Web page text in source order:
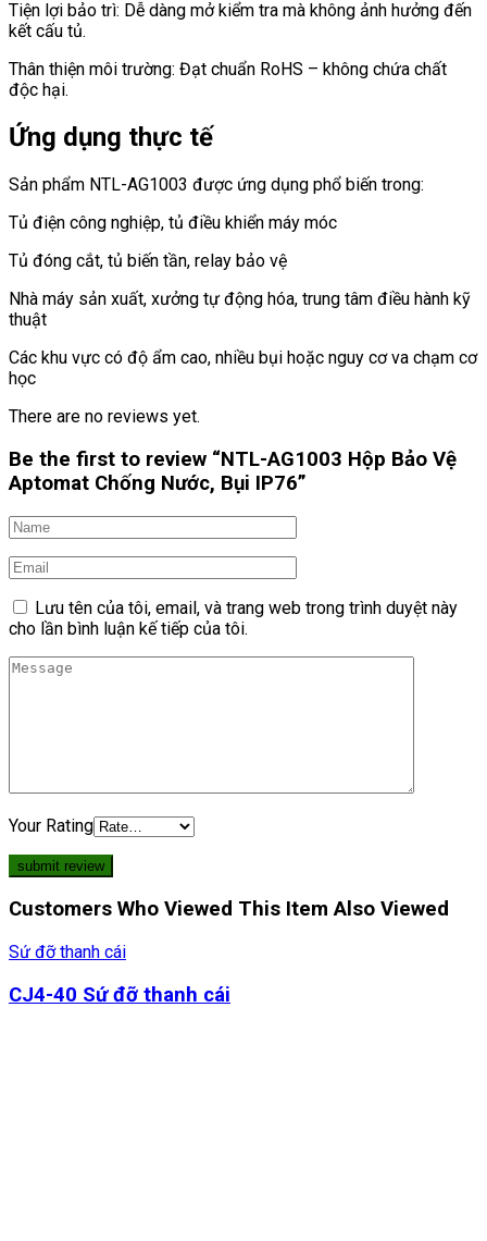
Tiện lợi bảo trì: Dễ dàng mở kiểm tra mà không ảnh hưởng đến
kết cấu tủ.
Thân thiện môi trường: Đạt chuẩn RoHS – không chứa chất
độc hại.
Ứng dụng thực tế
Sản phẩm NTL-AG1003 được ứng dụng phổ biến trong:
Tủ điện công nghiệp, tủ điều khiển máy móc
Tủ đóng cắt, tủ biến tần, relay bảo vệ
Nhà máy sản xuất, xưởng tự động hóa, trung tâm điều hành kỹ
thuật
Các khu vực có độ ẩm cao, nhiều bụi hoặc nguy cơ va chạm cơ
học
There are no reviews yet.
Be the first to review “NTL-AG1003 Hộp Bảo Vệ
Aptomat Chống Nước, Bụi IP76”
Lưu tên của tôi, email, và trang web trong trình duyệt này
cho lần bình luận kế tiếp của tôi.
Your Rating
Customers Who Viewed This Item Also Viewed
Sứ đỡ thanh cái
CJ4-40 Sứ đỡ thanh cái